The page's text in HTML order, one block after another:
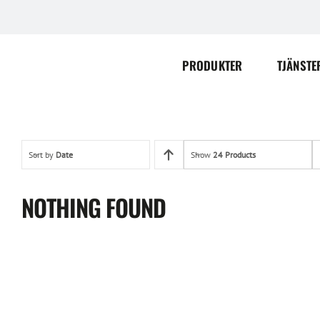
PRODUKTER
Sort by Date Show 24 Products
NOTHING FOUND